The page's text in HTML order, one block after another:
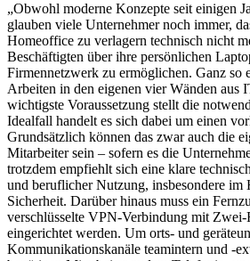
„Obwohl moderne Konzepte seit einigen
glauben viele Unternehmer noch immer,
Homeoffice zu verlagern technisch nicht
Beschäftigten über ihre persönlichen
Firmennetzwerk zu ermöglichen. Ganz so
Arbeiten in den eigenen vier Wänden aus
wichtigste Voraussetzung stellt die
Idealfall handelt es sich dabei um einen
Grundsätzlich können das zwar auch die
Mitarbeiter sein – sofern es die
trotzdem empfiehlt sich eine klare
und beruflicher Nutzung, insbesondere
Sicherheit. Darüber hinaus muss ein
verschlüsselte VPN-Verbindung mit
eingerichtet werden. Um orts- und
Kommunikationskanäle teamintern und -